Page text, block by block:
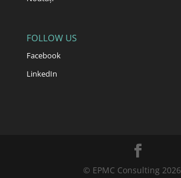
FOLLOW US
Facebook
LinkedIn
© EPMC Consulting 2026